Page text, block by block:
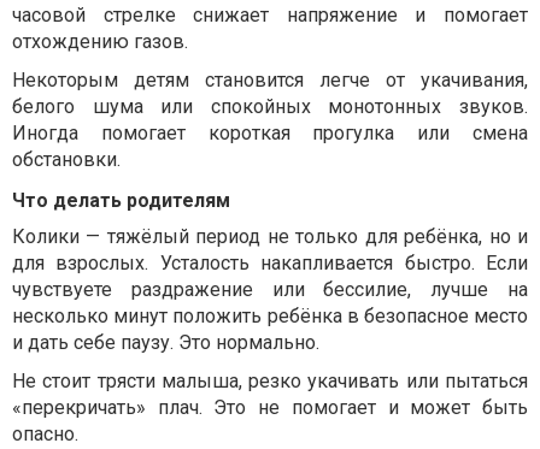
часовой стрелке снижает напряжение и помогает
отхождению газов.
Некоторым детям становится легче от укачивания,
белого шума или спокойных монотонных звуков.
Иногда помогает короткая прогулка или смена
обстановки.
Что делать родителям
Колики — тяжёлый период не только для ребёнка, но и
для взрослых. Усталость накапливается быстро. Если
чувствуете раздражение или бессилие, лучше на
несколько минут положить ребёнка в безопасное место
и дать себе паузу. Это нормально.
Не стоит трясти малыша, резко укачивать или пытаться
«перекричать» плач. Это не помогает и может быть
опасно.